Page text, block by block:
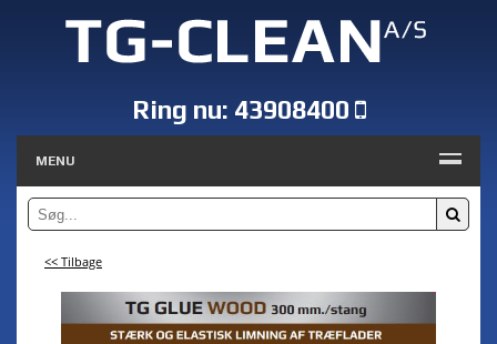
Ring nu: 43908400
MENU
<< Tilbage